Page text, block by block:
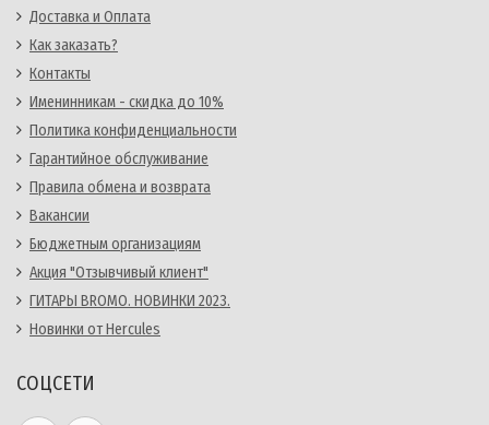
Доставка и Оплата
Как заказать?
Контакты
Именинникам - скидка до 10%
Политика конфиденциальности
Гарантийное обслуживание
Правила обмена и возврата
Вакансии
Бюджетным организациям
Акция "Отзывчивый клиент"
ГИТАРЫ BROMO. НОВИНКИ 2023.
Новинки от Hercules
СОЦСЕТИ